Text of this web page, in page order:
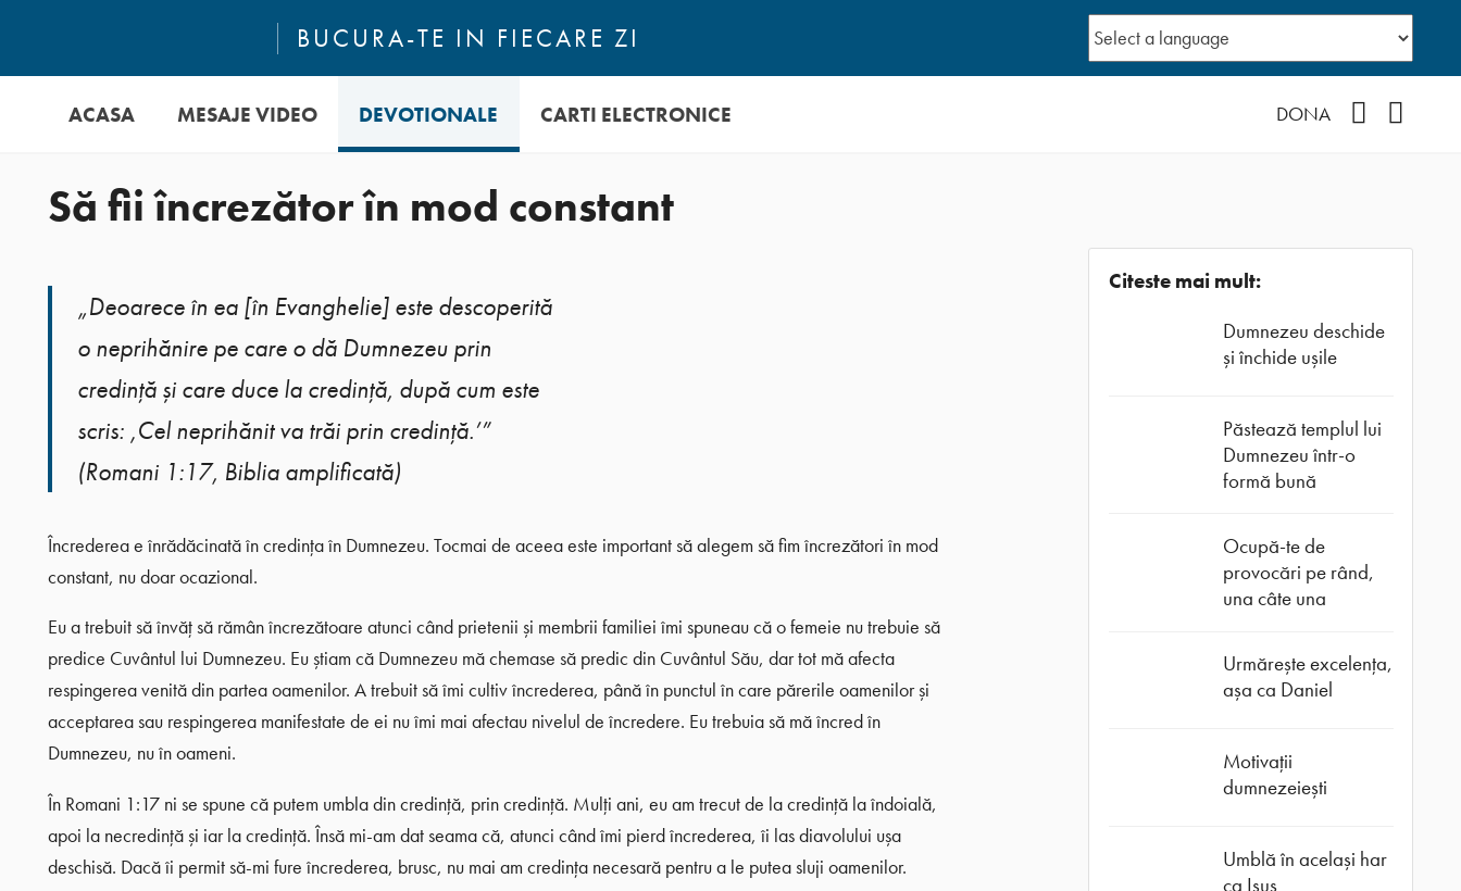
BUCURA-TE IN FIECARE ZI
ACASA MESAJE VIDEO DEVOTIONALE CARTI ELECTRONICE DONA
Să fii încrezător în mod constant
„Deoarece în ea [în Evanghelie] este descoperită
o neprihănire pe care o dă Dumnezeu prin
credință și care duce la credință, după cum este
scris: ‚Cel neprihănit va trăi prin credință.’”
(Romani 1:17, Biblia amplificată)
Încrederea e înrădăcinată în credința în Dumnezeu. Tocmai de aceea este important să alegem să fim încrezători în mod
constant, nu doar ocazional.
Eu a trebuit să învăț să rămân încrezătoare atunci când prietenii și membrii familiei îmi spuneau că o femeie nu trebuie să
predice Cuvântul lui Dumnezeu. Eu știam că Dumnezeu mă chemase să predic din Cuvântul Său, dar tot mă afecta
respingerea venită din partea oamenilor. A trebuit să îmi cultiv încrederea, până în punctul în care părerile oamenilor și
acceptarea sau respingerea manifestate de ei nu îmi mai afectau nivelul de încredere. Eu trebuia să mă încred în
Dumnezeu, nu în oameni.
În Romani 1:17 ni se spune că putem umbla din credință, prin credință. Mulți ani, eu am trecut de la credință la îndoială,
apoi la necredință și iar la credință. Însă mi-am dat seama că, atunci când îmi pierd încrederea, îi las diavolului ușa
deschisă. Dacă îi permit să-mi fure încrederea, brusc, nu mai am credința necesară pentru a le putea sluji oamenilor.
Citeste mai mult:
Dumnezeu deschide
și închide ușile
Păstează templul lui
Dumnezeu într-o
formă bună
Ocupă-te de
provocări pe rând,
una câte una
Urmărește excelența,
așa ca Daniel
Motivații
dumnezeiești
Umblă în același har
ca Isus